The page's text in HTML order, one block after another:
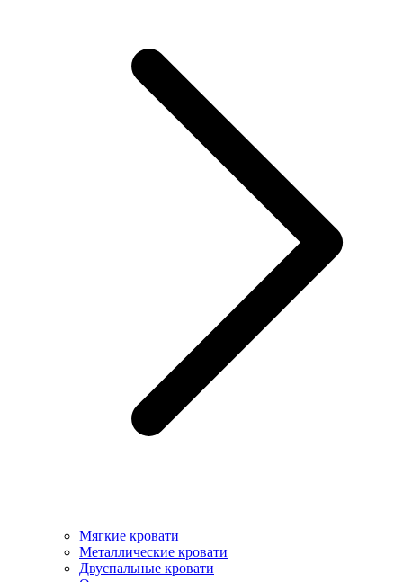
Мягкие кровати
Металлические кровати
Двуспальные кровати